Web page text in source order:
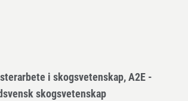
i skogsvetenskap, A2E -
skogsvetenskap